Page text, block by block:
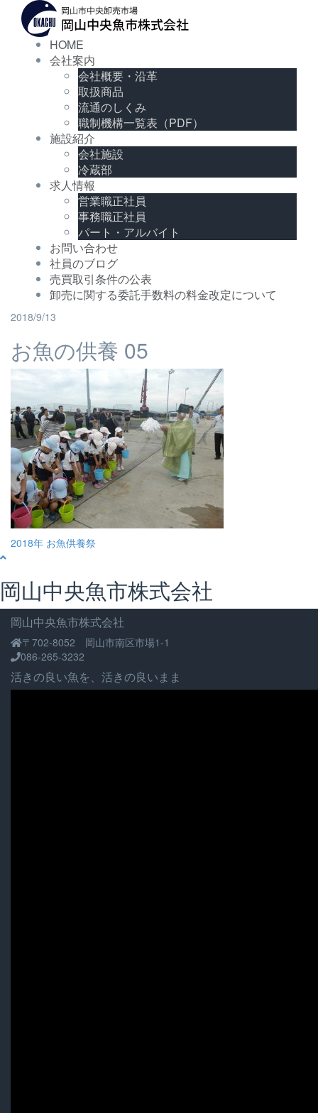
HOME
会社案内
会社概要・沿革
取扱商品
流通のしくみ
職制機構一覧表（PDF）
施設紹介
会社施設
冷蔵部
求人情報
営業職正社員
事務職正社員
パート・アルバイト
お問い合わせ
社員のブログ
売買取引条件の公表
卸売に関する委託手数料の料金改定について
2018/9/13
お魚の供養 05
投
ナ
ビ
ゲ
ー
シ
ョ
ン
2018年 お魚供養祭
岡山中央魚市株式会社
岡山中央魚市株式会社
〒702-8052 岡山市南区市場1-1
086-265-3232
活きの良い魚を、活きの良いまま